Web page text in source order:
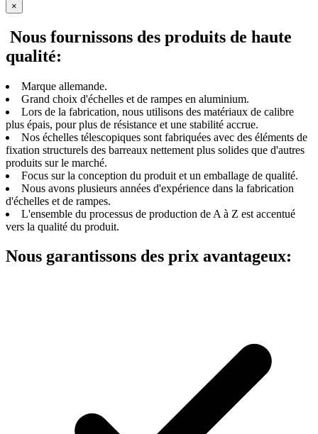
×
Nous fournissons des produits de haute
qualité:
Marque allemande.
Grand choix d'échelles et de rampes en aluminium.
Lors de la fabrication, nous utilisons des matériaux de calibre
plus épais, pour plus de résistance et une stabilité accrue.
Nos échelles télescopiques sont fabriquées avec des éléments de
fixation structurels des barreaux nettement plus solides que d'autres
produits sur le marché.
Focus sur la conception du produit et un emballage de qualité.
Nous avons plusieurs années d'expérience dans la fabrication
d'échelles et de rampes.
L'ensemble du processus de production de A à Z est accentué
vers la qualité du produit.
Nous garantissons des prix avantageux: